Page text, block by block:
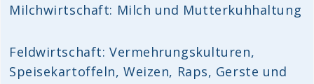
Milchwirtschaft: Milch und Mutterkuhhaltung
Feldwirtschaft: Vermehrungskulturen,
Speisekartoffeln, Weizen, Raps, Gerste und